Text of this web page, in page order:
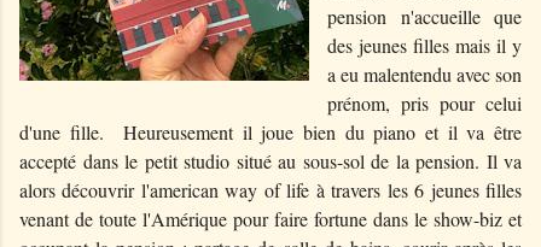
pension n'accueille que
des jeunes filles mais il y
a eu malentendu avec son
prénom, pris pour celui
d'une fille. Heureusement il joue bien du piano et il va être
accepté dans le petit studio situé au sous-sol de la pension. Il va
alors découvrir l'american way of life à travers les 6 jeunes filles
venant de toute l'Amérique pour faire fortune dans le show-biz et